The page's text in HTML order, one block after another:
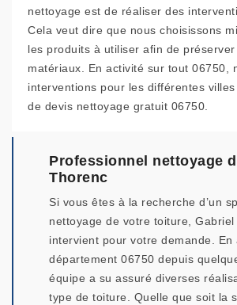
nettoyage est de réaliser des
Cela veut dire que nous choisissons
les produits à utiliser afin de
matériaux. En activité sur tout 06750,
interventions pour les différentes
de devis nettoyage gratuit 06750.
Professionnel nettoyage
Thorenc
Si vous êtes à la recherche d’un
nettoyage de votre toiture, Gabriel
intervient pour votre demande. En
département 06750 depuis
équipe a su assuré diverses
type de toiture. Quelle que soit la